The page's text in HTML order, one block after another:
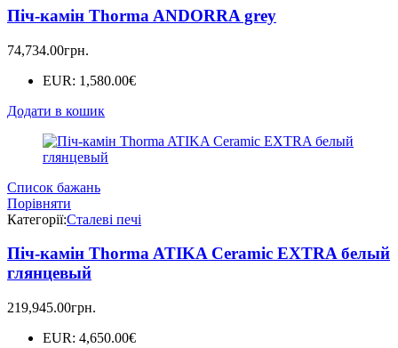
Піч-камін Thorma ANDORRA grey
74,734.00грн.
EUR: 1,580.00€
Додати в кошик
Список бажань
Порівняти
Категорії:Сталеві печі
Піч-камін Thorma ATIKA Ceramic EXTRA белый
глянцевый
219,945.00грн.
EUR: 4,650.00€